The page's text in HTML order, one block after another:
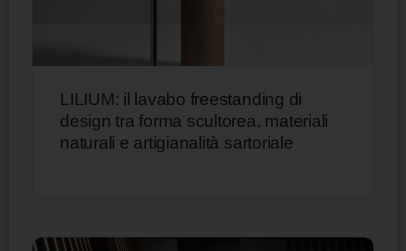
LILIUM: il lavabo freestanding di
design tra forma scultorea, materiali
naturali e artigianalità sartoriale